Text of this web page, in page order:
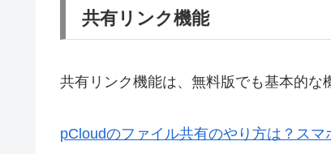
共有リンク機能
共有リンク機能は、無料版でも基本的な
pCloudのファイル共有のやり方は？スマ